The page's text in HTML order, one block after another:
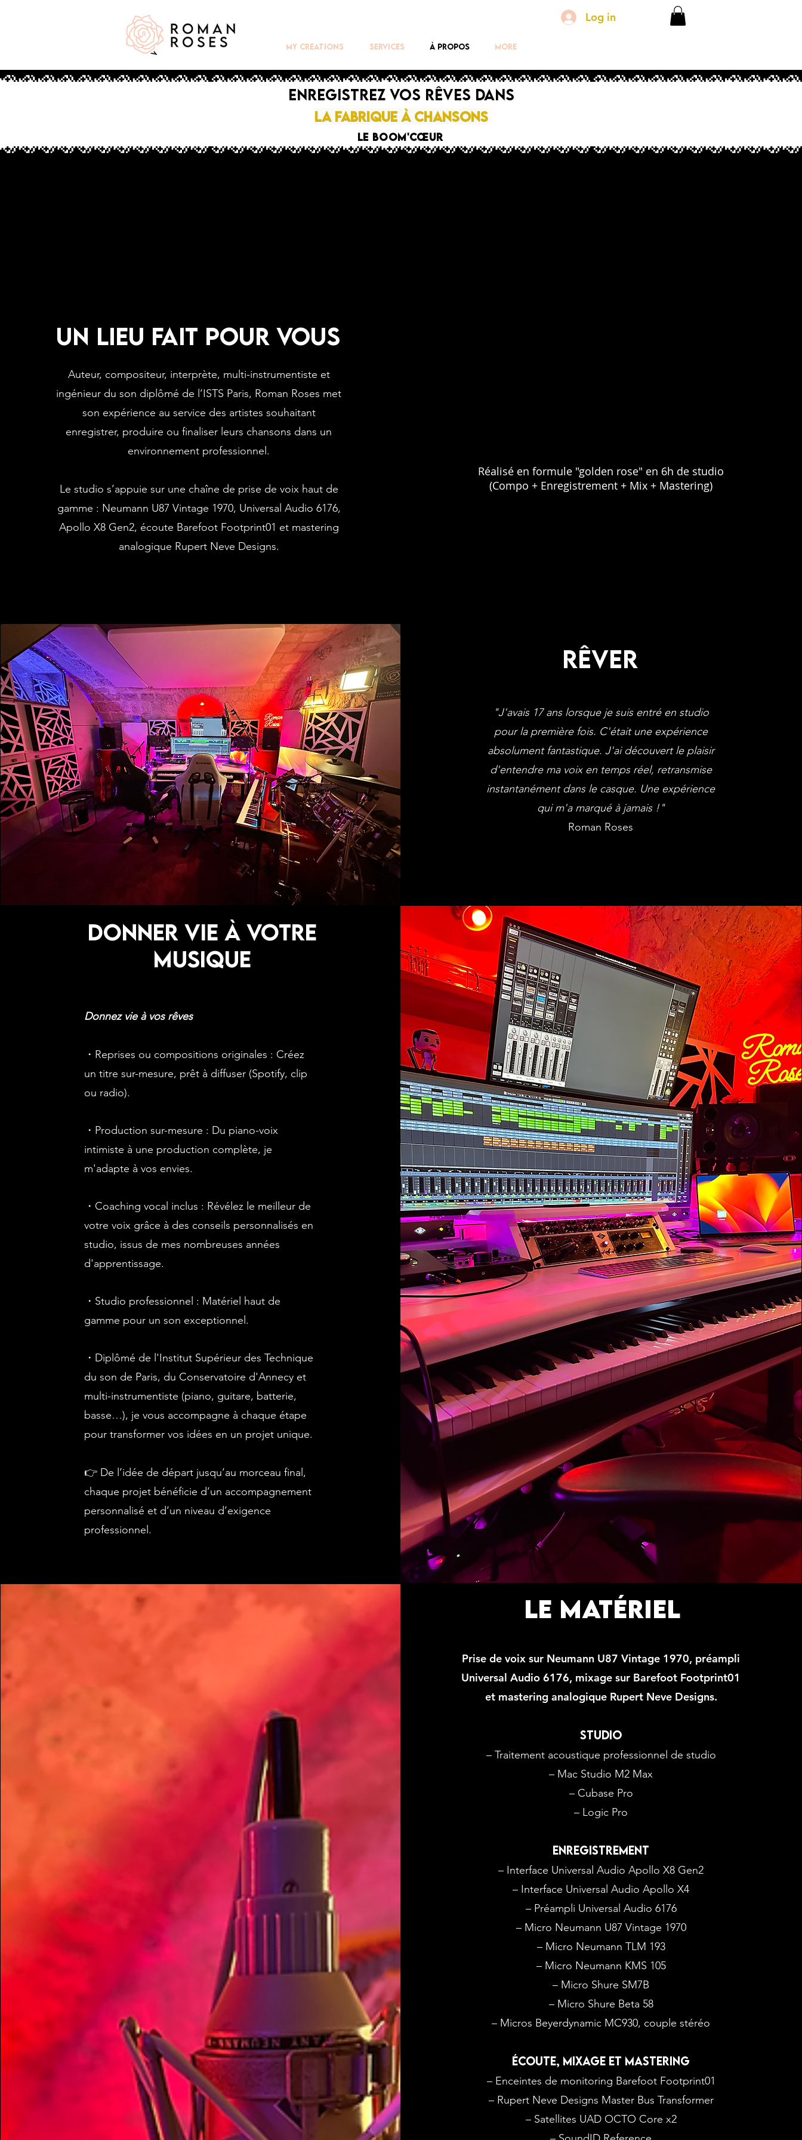
Log in
My creations Services À propos More
ENREGISTREZ VOS RÊVES dans
la fabrique à chansons
le boom'cœur
un lieu fait pour vous
Auteur, compositeur, interprète, multi-instrumentiste et
ingénieur du son diplômé de l’ISTS Paris, Roman Roses met
son expérience au service des artistes souhaitant
enregistrer, produire ou finaliser leurs chansons dans un
environnement professionnel.
Le studio s’appuie sur une chaîne de prise de voix haut de
gamme : Neumann U87 Vintage 1970, Universal Audio 6176,
Apollo X8 Gen2, écoute Barefoot Footprint01 et mastering
analogique Rupert Neve Designs.
Réalisé en formule "golden rose" en 6h de studio
(Compo + Enregistrement + Mix + Mastering)
RÊVER
"J'avais 17 ans lorsque je suis entré en studio
pour la première fois. C'était une expérience
absolument fantastique. J'ai découvert le plaisir
d'entendre ma voix en temps réel, retransmise
instantanément dans le casque. Une expérience
qui m'a marqué à jamais !"
Roman Roses
DONNER VIE À VOTRE
MUSIQUE
Donnez vie à vos rêves
・Reprises ou compositions originales : Créez
un titre sur-mesure, prêt à diffuser (Spotify, clip
ou radio).
・Production sur-mesure : Du piano-voix
intimiste à une production complète, je
m'adapte à vos envies.
・Coaching vocal inclus : Révélez le meilleur de
votre voix grâce à des conseils personnalisés en
studio, issus de mes nombreuses années
d'apprentissage.
・Studio professionnel : Matériel haut de
gamme pour un son exceptionnel.
・Diplômé de l'Institut Supérieur des Technique
du son de Paris, du Conservatoire d'Annecy et
multi-instrumentiste (piano, guitare, batterie,
basse…), je vous accompagne à chaque étape
pour transformer vos idées en un projet unique.
👉 De l’idée de départ jusqu’au morceau final,
chaque projet bénéficie d’un accompagnement
personnalisé et d’un niveau d’exigence
professionnel.
LE MATÉRIEL
Prise de voix sur Neumann U87 Vintage 1970, préampli
Universal Audio 6176, mixage sur Barefoot Footprint01
et mastering analogique Rupert Neve Designs.
STUDIO
– Traitement acoustique professionnel de studio
– Mac Studio M2 Max
– Cubase Pro
– Logic Pro
enregistrement
– Interface Universal Audio Apollo X8 Gen2
– Interface Universal Audio Apollo X4
– Préampli Universal Audio 6176
– Micro Neumann U87 Vintage 1970
– Micro Neumann TLM 193
– Micro Neumann KMS 105
– Micro Shure SM7B
– Micro Shure Beta 58
– Micros Beyerdynamic MC930, couple stéréo
ÉCOUTE, MIXAGE ET MASTERING
– Enceintes de monitoring Barefoot Footprint01
– Rupert Neve Designs Master Bus Transformer
– Satellites UAD OCTO Core x2